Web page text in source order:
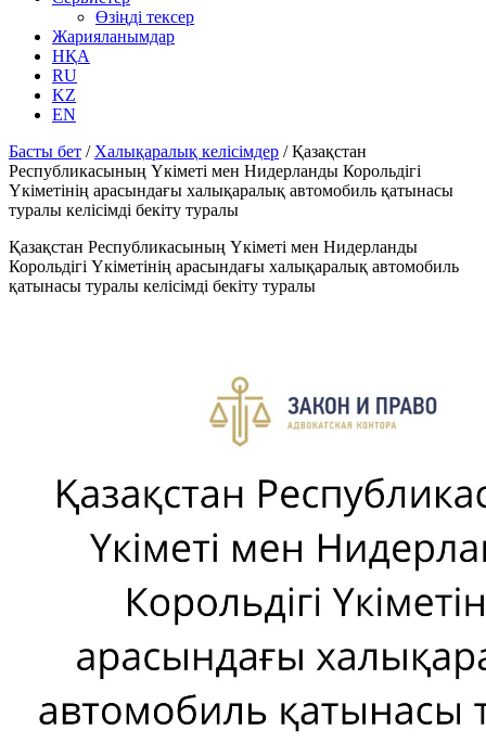
Өзіңді тексер
Жарияланымдар
НҚА
RU
KZ
EN
Басты бет / Халықаралық келісімдер /Қазақстан
Республикасының Үкіметі мен Нидерланды Корольдігі
Үкіметінің арасындағы халықаралық автомобиль қатынасы
туралы келісімді бекіту туралы
Қазақстан Республикасының Үкіметі мен Нидерланды
Корольдігі Үкіметінің арасындағы халықаралық автомобиль
қатынасы туралы келісімді бекіту туралы